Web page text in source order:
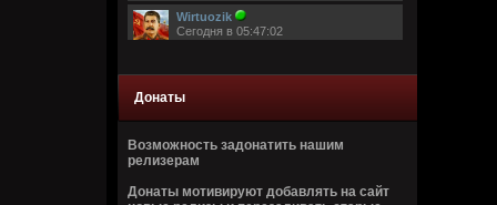
Wirtuozik
Сегодня в 05:47:02
Сегодня в 05:46:44
Донаты
Возможность задонатить нашим
релизерам
Донаты мотивируют добавлять на сайт